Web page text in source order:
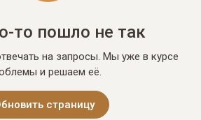
то пошло не так
на запросы. Мы уже в курсе
и решаем её.
страницу